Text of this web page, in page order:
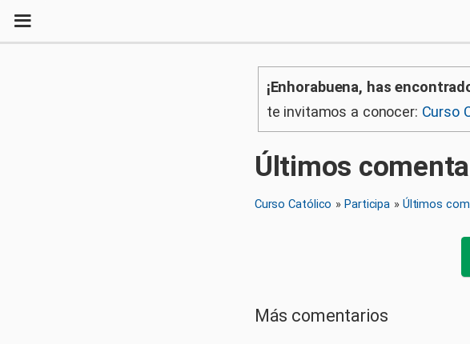
¡Enhorabuena, has
te invitamos a conocer: Curso
Últimos
Curso Católico »Participa » Últimos
Más comentarios